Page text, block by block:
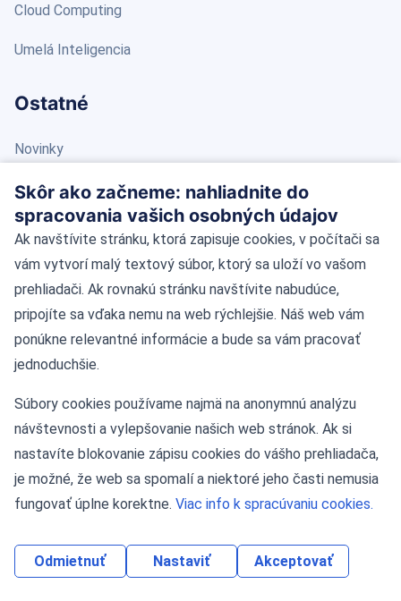
Cloud Computing
Umelá Inteligencia
Ostatné
Novinky
Blog
Kontakt
Kontaktné údaje
Námestie Slobody 11, 81106 Bratislava
Tel: +421-2-55424622
Mobil: 0908 036 873
Skôr ako začneme: nahliadnite do
spracovania vašich osobných údajov
Ak navštívite stránku, ktorá zapisuje cookies, v počítači sa
vám vytvorí malý textový súbor, ktorý sa uloží vo vašom
prehliadači. Ak rovnakú stránku navštívite nabudúce,
pripojíte sa vďaka nemu na web rýchlejšie. Náš web vám
ponúkne relevantné informácie a bude sa vám pracovať
jednoduchšie.
Súbory cookies používame najmä na anonymnú analýzu
návštevnosti a vylepšovanie našich web stránok. Ak si
nastavíte blokovanie zápisu cookies do vášho prehliadača,
je možné, že web sa spomalí a niektoré jeho časti nemusia
fungovať úplne korektne. Viac info k spracúvaniu cookies.
Odmietnuť Nastaviť Akceptovať